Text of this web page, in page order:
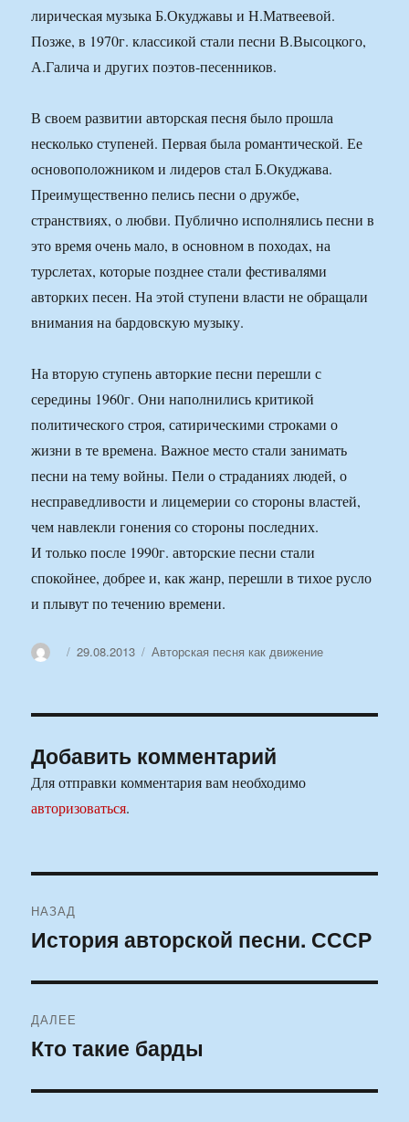
лирическая музыка Б.Окуджавы и Н.Матвеевой.
Позже, в 1970г. классикой стали песни В.Высоцкого,
А.Галича и других поэтов-песенников.
В своем развитии авторская песня было прошла
несколько ступеней. Первая была романтической. Ее
основоположником и лидеров стал Б.Окуджава.
Преимущественно пелись песни о дружбе,
странствиях, о любви. Публично исполнялись песни в
это время очень мало, в основном в походах, на
турслетах, которые позднее стали фестивалями
авторких песен. На этой ступени власти не обращали
внимания на бардовскую музыку.
На вторую ступень авторкие песни перешли с
середины 1960г. Они наполнились критикой
политического строя, сатирическими строками о
жизни в те времена. Важное место стали занимать
песни на тему войны. Пели о страданиях людей, о
несправедливости и лицемерии со стороны властей,
чем навлекли гонения со стороны последних.
И только после 1990г. авторские песни стали
спокойнее, добрее и, как жанр, перешли в тихое русло
и плывут по течению времени.
АвторОпубликовано
29.08.2013 Рубрики
Авторская песня как движение
Добавить комментарий
Для отправки комментария вам необходимо
авторизоваться.
по
НАЗАД
Предыдущая
История авторской песни. СССР
ДАЛЕЕ
Следующая
Кто такие барды